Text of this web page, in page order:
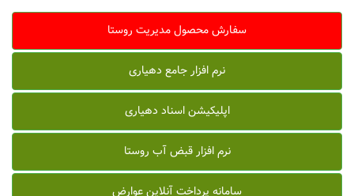
سفارش محصول مدیریت روستا
نرم افزار جامع دهیاری
اپلیکیشن اسناد دهیاری
نرم افزار قبض آب روستا
سامانه پرداخت آنلاین عوارض